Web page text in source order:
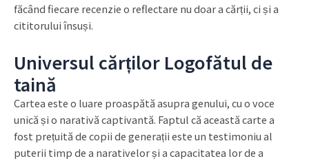
făcând fiecare recenzie o reflectare nu doar a cărții, ci și a
cititorului însuși.
Universul cărților Logofătul de
taină
Cartea este o luare proaspătă asupra genului, cu o voce
unică și o narativă captivantă. Faptul că această carte a
fost prețuită de copii de generații este un testimoniu al
puterii timp de a narativelor și a capacitatea lor de a